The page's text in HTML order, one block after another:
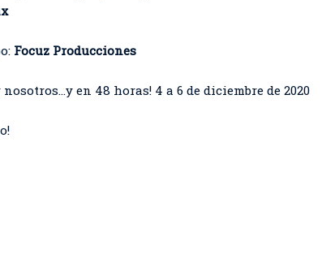
Focuz Producciones
en 48 horas! 4 a 6 de diciembre de 2020